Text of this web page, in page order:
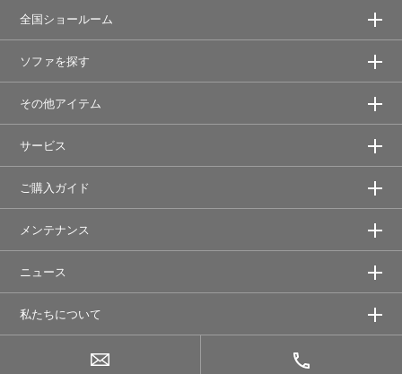
全国ショールーム
ソファを探す
その他アイテム
サービス
ご購入ガイド
メンテナンス
ニュース
私たちについて